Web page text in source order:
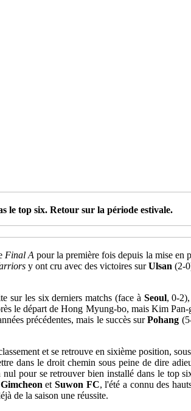
le top six. Retour sur la période estivale.
Final A pour la première fois depuis la mise en
y ont cru avec des victoires surUlsan (2-
sur les six derniers matchs (face à Seoul, 0-
le départ de Hong Myung-bo, mais Kim
précédentes, mais le succès surPohang
et se retrouve en sixième position,
dans le droit chemin sous peine de dire
pour se retrouver bien installé dans le top
Gimcheon etSuwon FC, l'été a connu des
de la saison une réussite.